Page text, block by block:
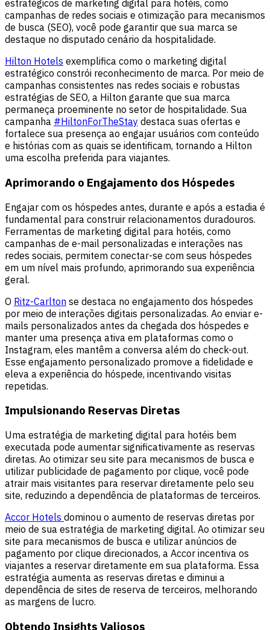
estratégicos de marketing digital para hotéis, como
campanhas de redes sociais e otimização para mecanismos
de busca (SEO), você pode garantir que sua marca se
destaque no disputado cenário da hospitalidade.
Hilton Hotels exemplifica como o marketing digital
estratégico constrói reconhecimento de marca. Por meio de
campanhas consistentes nas redes sociais e robustas
estratégias de SEO, a Hilton garante que sua marca
permaneça proeminente no setor de hospitalidade. Sua
campanha #HiltonForTheStay destaca suas ofertas e
fortalece sua presença ao engajar usuários com conteúdo
e histórias com as quais se identificam, tornando a Hilton
uma escolha preferida para viajantes.
Aprimorando o Engajamento dos Hóspedes
Engajar com os hóspedes antes, durante e após a estadia é
fundamental para construir relacionamentos duradouros.
Ferramentas de marketing digital para hotéis, como
campanhas de e-mail personalizadas e interações nas
redes sociais, permitem conectar-se com seus hóspedes
em um nível mais profundo, aprimorando sua experiência
geral.
O Ritz-Carlton se destaca no engajamento dos hóspedes
por meio de interações digitais personalizadas. Ao enviar e-
mails personalizados antes da chegada dos hóspedes e
manter uma presença ativa em plataformas como o
Instagram, eles mantêm a conversa além do check-out.
Esse engajamento personalizado promove a fidelidade e
eleva a experiência do hóspede, incentivando visitas
repetidas.
Impulsionando Reservas Diretas
Uma estratégia de marketing digital para hotéis bem
executada pode aumentar significativamente as reservas
diretas. Ao otimizar seu site para mecanismos de busca e
utilizar publicidade de pagamento por clique, você pode
atrair mais visitantes para reservar diretamente pelo seu
site, reduzindo a dependência de plataformas de terceiros.
Accor Hotels dominou o aumento de reservas diretas por
meio de sua estratégia de marketing digital. Ao otimizar seu
site para mecanismos de busca e utilizar anúncios de
pagamento por clique direcionados, a Accor incentiva os
viajantes a reservar diretamente em sua plataforma. Essa
estratégia aumenta as reservas diretas e diminui a
dependência de sites de reserva de terceiros, melhorando
as margens de lucro.
Obtendo Insights Valiosos